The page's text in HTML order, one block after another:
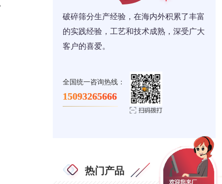
破碎筛分生产经验，在海内外积累了丰富
的实践经验，工艺和技术成熟，深受广大
客户的喜爱。
全国统一咨询热线：
15093265666
热门产品